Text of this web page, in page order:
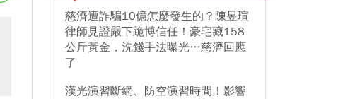
慈濟遭詐騙10億怎麼發生的？陳昱瑄
律師見證嚴下跪博信任！豪宅藏158
公斤黃金，洗錢手法曝光…慈濟回應
了
漢光演習斷網、防空演習時間！影響